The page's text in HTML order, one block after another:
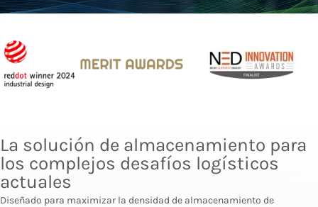
La solución de almacenamiento para
los complejos desafíos logísticos
actuales
Diseñado para maximizar la densidad de almacenamiento de